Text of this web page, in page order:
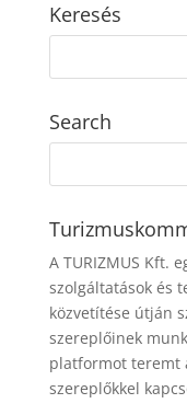
Keresés
Search
A TURIZMUS Kft.
szolgáltatások és
közvetítése útján
szereplőinek
platformot teremt
szereplőkkel